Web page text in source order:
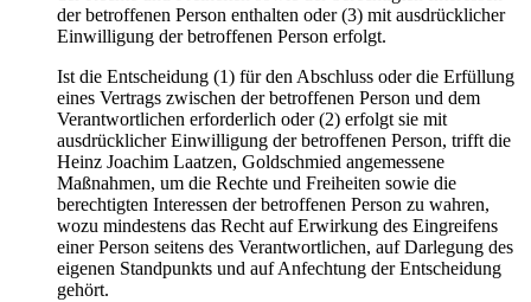
der betroffenen Person enthalten oder (3) mit ausdrücklicher
Einwilligung der betroffenen Person erfolgt.
Ist die Entscheidung (1) für den Abschluss oder die Erfüllung
eines Vertrags zwischen der betroffenen Person und dem
Verantwortlichen erforderlich oder (2) erfolgt sie mit
ausdrücklicher Einwilligung der betroffenen Person, trifft die
Heinz Joachim Laatzen, Goldschmied angemessene
Maßnahmen, um die Rechte und Freiheiten sowie die
berechtigten Interessen der betroffenen Person zu wahren,
wozu mindestens das Recht auf Erwirkung des Eingreifens
einer Person seitens des Verantwortlichen, auf Darlegung des
eigenen Standpunkts und auf Anfechtung der Entscheidung
gehört.